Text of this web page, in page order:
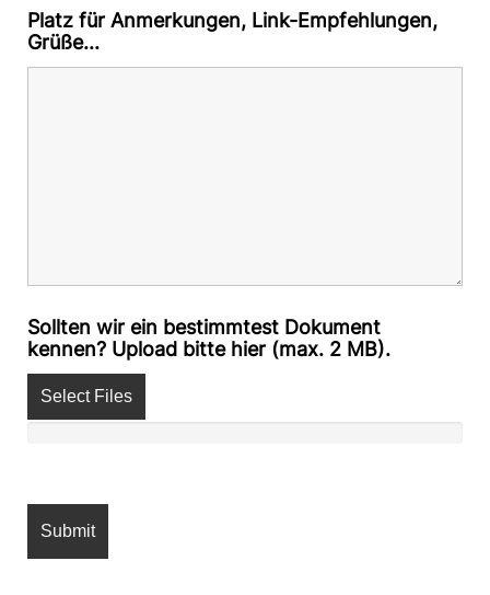
Platz für Anmerkungen, Link-Empfehlungen,
Grüße...
Sollten wir ein bestimmtest Dokument
kennen? Upload bitte hier (max. 2 MB).
Select Files